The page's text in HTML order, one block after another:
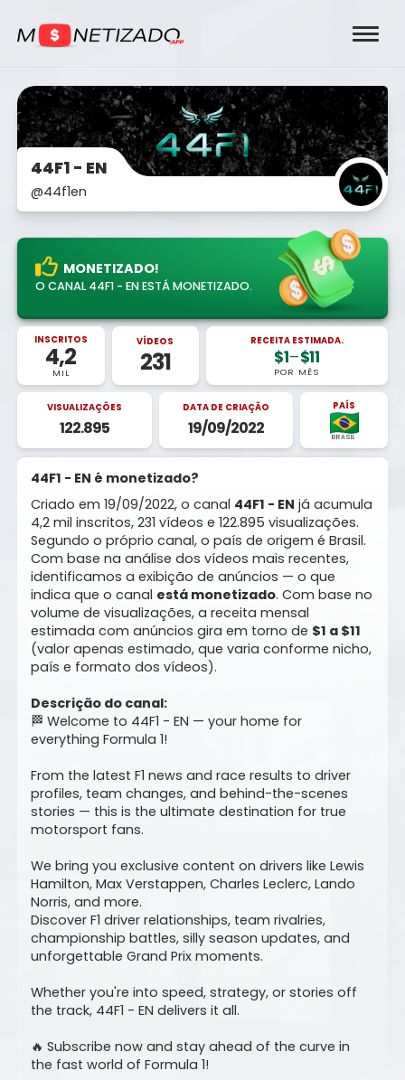
44F1 - EN
@44f1en
MONETIZADO!
O CANAL 44F1 - EN ESTÁ MONETIZADO.
INSCRITOS
4,2
MIL
VÍDEOS
231
RECEITA ESTIMADA.
$1–$11
POR MÊS
VISUALIZAÇÕES
122.895
DATA DE CRIAÇÃO
19/09/2022
PAÍS
BRASIL
44F1 - EN é monetizado?
Criado em 19/09/2022, o canal 44F1 - EN já acumula
4,2 mil inscritos, 231 vídeos e 122.895 visualizações.
Segundo o próprio canal, o país de origem é Brasil.
Com base na análise dos vídeos mais recentes,
identificamos a exibição de anúncios — o que
indica que o canal está monetizado. Com base no
volume de visualizações, a receita mensal
estimada com anúncios gira em torno de $1 a $11
(valor apenas estimado, que varia conforme nicho,
país e formato dos vídeos).
Descrição do canal:
🏁 Welcome to 44F1 - EN — your home for
everything Formula 1!
From the latest F1 news and race results to driver
profiles, team changes, and behind-the-scenes
stories — this is the ultimate destination for true
motorsport fans.
We bring you exclusive content on drivers like Lewis
Hamilton, Max Verstappen, Charles Leclerc, Lando
Norris, and more.
Discover F1 driver relationships, team rivalries,
championship battles, silly season updates, and
unforgettable Grand Prix moments.
Whether you're into speed, strategy, or stories off
the track, 44F1 - EN delivers it all.
🔥 Subscribe now and stay ahead of the curve in
the fast world of Formula 1!